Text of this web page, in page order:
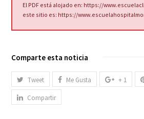
El PDF está alojado en: https://
este sitio es: https://
Comparte esta noticia
Tweet Me Gusta + 1
Compartir